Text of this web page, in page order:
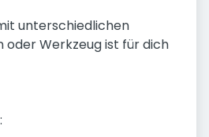
unterschiedlichen
oder Werkzeug ist für dich